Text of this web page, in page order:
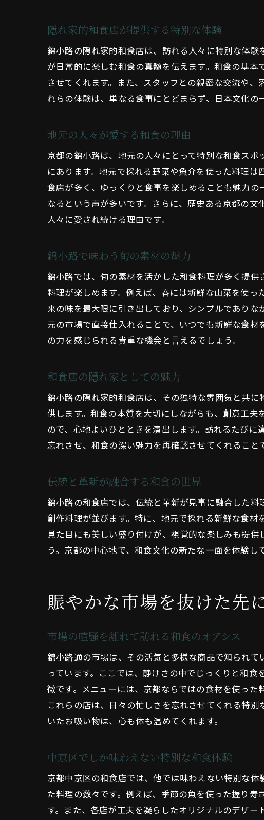
隠れ
歴史
京都
静か
中京
隠れ家的和食店が提供する特別な体験
錦小路の隠れ家的和食店は、訪れる人々に特別な体
が日常的に楽しむ和食の真髄を伝えます。和食の基
させてくれます。また、スタッフとの親密な交流や
れらの体験は、単なる食事にとどまらず、日本文化の
地元の人々が愛する和食の理由
京都の錦小路は、地元の人々にとって特別な和食ス
にあります。地元で採れる野菜や魚介を使った料理
食店が多く、ゆっくりと食事を楽しめることも魅力
なるという声が多いです。さらに、歴史ある京都の
人々に愛され続ける理由です。
錦小路で味わう旬の素材の魅力
錦小路では、旬の素材を活かした和食料理が多く提
料理が楽しめます。例えば、春には新鮮な山菜を使
来の味を最大限に引き出しており、シンプルであり
元の市場で直接仕入れることで、いつでも新鮮な食
の力を感じられる貴重な機会と言えるでしょう。
和食店の隠れ家としての魅力
錦小路の隠れ家的和食店は、その独特な雰囲気と共
供します。和食の本質を大切にしながらも、創意工
ので、心地よいひとときを演出します。訪れるたび
忘れさせ、和食の深い魅力を再確認させてくれること
伝統と革新が融合する和食の世界
錦小路の和食店では、伝統と革新が見事に融合した
創作料理が並びます。特に、地元で採れる新鮮な食材
見た目にも美しい盛り付けが、視覚的な楽しみも提
う。京都の中心地で、和食文化の新たな一面を体験
賑やかな市場を抜けた先
市場の喧騒を離れて訪れる和食のオアシス
錦小路通の市場は、その活気と多様な商品で知られ
っています。ここでは、静けさの中でじっくりと和
徴です。メニューには、京都ならではの食材を使っ
これらの店は、日々の忙しさを忘れさせてくれる特
いたお吸い物は、心も体も温めてくれます。
中京区でしか味わえない特別な和食体験
京都中京区の和食店では、他では味わえない特別な
た料理の数々です。例えば、季節の魚を使った握り
す。また、各店が工夫を凝らしたオリジナルのデザ